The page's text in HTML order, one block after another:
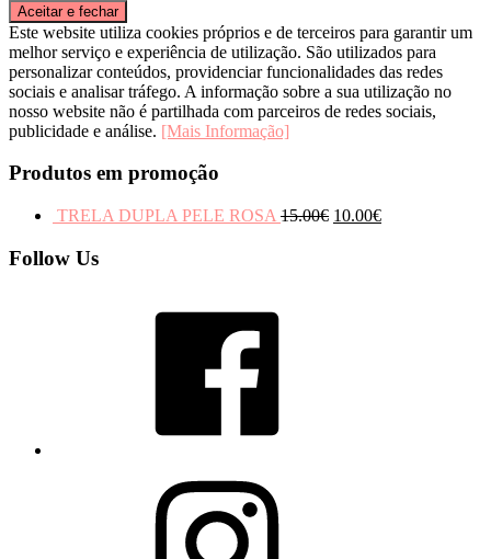
Este website utiliza cookies próprios e de terceiros para garantir um
melhor serviço e experiência de utilização. São utilizados para
personalizar conteúdos, providenciar funcionalidades das redes
sociais e analisar tráfego. A informação sobre a sua utilização no
nosso website não é partilhada com parceiros de redes sociais,
publicidade e análise. [Mais Informação]
Produtos em promoção
TRELA DUPLA PELE ROSA 15.00€ 10.00€
Follow Us